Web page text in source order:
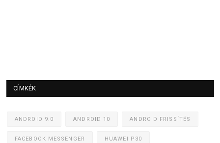
CÍMKÉK
ANDROID 9.0 ANDROID 10 ANDROID FRISSÍTÉS
FACEBOOK MESSENGER HUAWEI P30